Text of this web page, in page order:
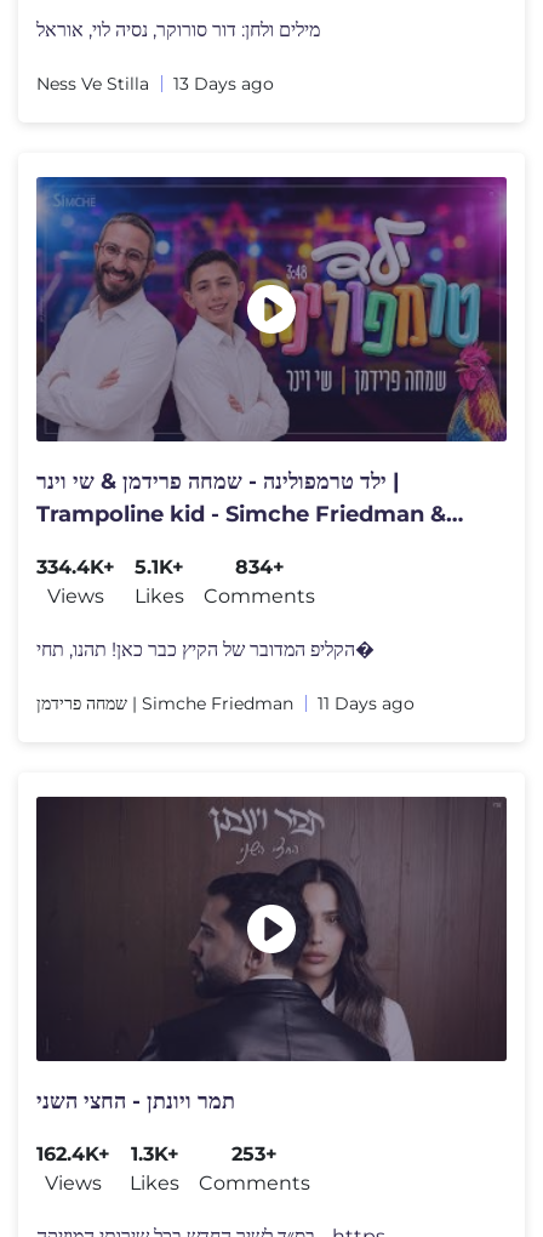
מילים ולחן: דור סורוקר, נסיה לוי, אוראל
Ness Ve Stilla 13 Days ago
ילד טרמפולינה - שמחה פרידמן & שי וינר |
Trampoline kid - Simche Friedman &
334.4K+
Views
5.1K+
Likes
834+
Comments
הקליפ המדובר של הקיץ כבר כאן! תהנו, תחי�
שמחה פרידמן | Simche Friedman 11 Days ago
תמר ויונתן - החצי השני
162.4K+
Views
1.3K+
Likes
253+
Comments